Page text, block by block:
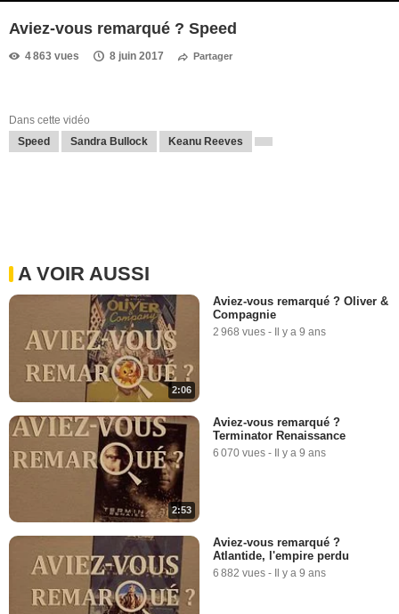
Aviez-vous remarqué ? Speed
4 863 vues 8 juin 2017 Partager
Dans cette vidéo
Speed
Sandra Bullock Keanu Reeves
A VOIR AUSSI
2:06
Aviez-vous remarqué ? Oliver &
Compagnie
2 968 vues - Il y a 9 ans
2:53
Aviez-vous remarqué ?
Terminator Renaissance
6 070 vues - Il y a 9 ans
Aviez-vous remarqué ?
Atlantide, l'empire perdu
6 882 vues - Il y a 9 ans